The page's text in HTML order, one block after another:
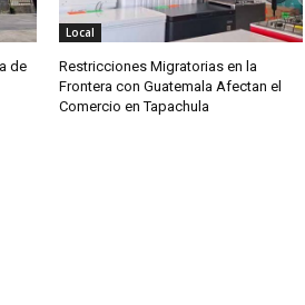
de
Local
Restricciones Migratorias en la
Frontera con Guatemala Afectan el
Comercio en Tapachula